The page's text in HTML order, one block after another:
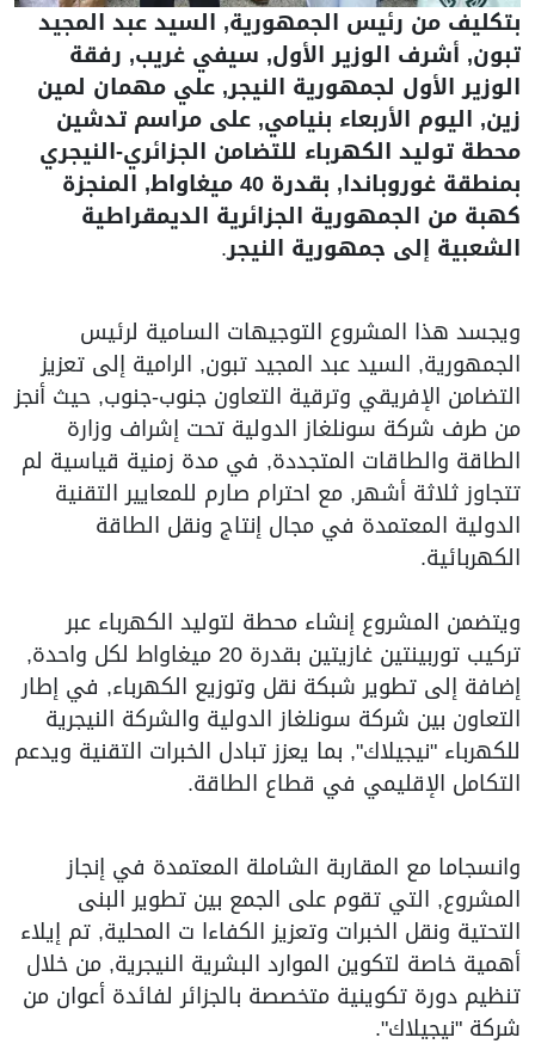
بتكليف من رئيس الجمهورية, السيد عبد المجيد
تبون, أشرف الوزير الأول, سيفي غريب, رفقة
الوزير الأول لجمهورية النيجر, علي مهمان لمين
زين, اليوم الأربعاء بنيامي, على مراسم تدشين
محطة توليد الكهرباء للتضامن الجزائري-النيجري
بمنطقة غوروباندا, بقدرة 40 ميغاواط, المنجزة
كهبة من الجمهورية الجزائرية الديمقراطية
الشعبية إلى جمهورية النيجر.
ويجسد هذا المشروع التوجيهات السامية لرئيس
الجمهورية, السيد عبد المجيد تبون, الرامية إلى تعزيز
التضامن الإفريقي وترقية التعاون جنوب-جنوب, حيث أنجز
من طرف شركة سونلغاز الدولية تحت إشراف وزارة
الطاقة والطاقات المتجددة, في مدة زمنية قياسية لم
تتجاوز ثلاثة أشهر, مع احترام صارم للمعايير التقنية
الدولية المعتمدة في مجال إنتاج ونقل الطاقة
الكهربائية.
ويتضمن المشروع إنشاء محطة لتوليد الكهرباء عبر
تركيب توربينتين غازيتين بقدرة 20 ميغاواط لكل واحدة,
إضافة إلى تطوير شبكة نقل وتوزيع الكهرباء, في إطار
التعاون بين شركة سونلغاز الدولية والشركة النيجرية
للكهرباء "نيجيلاك", بما يعزز تبادل الخبرات التقنية ويدعم
التكامل الإقليمي في قطاع الطاقة.
وانسجاما مع المقاربة الشاملة المعتمدة في إنجاز
المشروع, التي تقوم على الجمع بين تطوير البنى
التحتية ونقل الخبرات وتعزيز الكفاءا ت المحلية, تم إيلاء
أهمية خاصة لتكوين الموارد البشرية النيجرية, من خلال
تنظيم دورة تكوينية متخصصة بالجزائر لفائدة أعوان من
شركة "نيجيلاك".